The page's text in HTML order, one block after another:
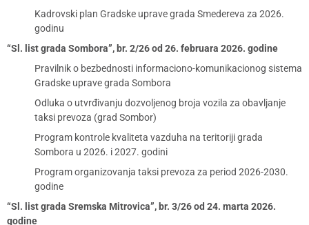
Kadrovski plan Gradske uprave grada Smedereva za 2026.
godinu
“Sl. list grada Sombora”, br. 2/26 od 26. februara 2026. godine
Pravilnik o bezbednosti informaciono-komunikacionog sistema
Gradske uprave grada Sombora
Odluka o utvrđivanju dozvoljenog broja vozila za obavljanje
taksi prevoza (grad Sombor)
Program kontrole kvaliteta vazduha na teritoriji grada
Sombora u 2026. i 2027. godini
Program organizovanja taksi prevoza za period 2026-2030.
godine
“Sl. list grada Sremska Mitrovica”, br. 3/26 od 24. marta 2026.
godine